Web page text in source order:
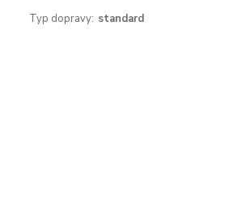
Typ dopravy: standard